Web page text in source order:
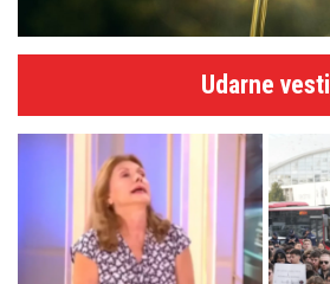
Udarne vesti